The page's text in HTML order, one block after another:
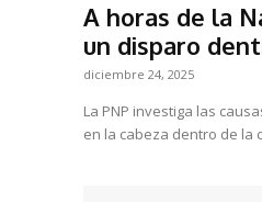
A horas de la
un disparo
diciembre 24, 2025
La PNP investiga las
en la cabeza dentro de la